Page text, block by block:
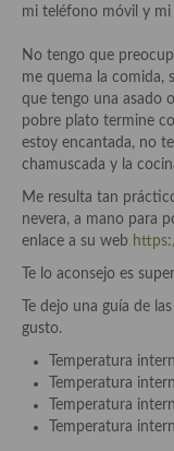
Bebidas
Bocadillos,
demás
Entrantes y
Ensaladas
Entrantes
Gazpachos,
Pasta
Arroces Y fideuás
Legumbres y
mi teléfono móvil y mi
No tengo que
me quema la comida,
que tengo una asado
pobre plato termine
estoy encantada, no
chamuscada y la
Me resulta tan
nevera, a mano para
enlace a su web
Te lo aconsejo es
Te dejo una guía de
gusto.
Temperatura
Temperatura
Temperatura
Temperatura